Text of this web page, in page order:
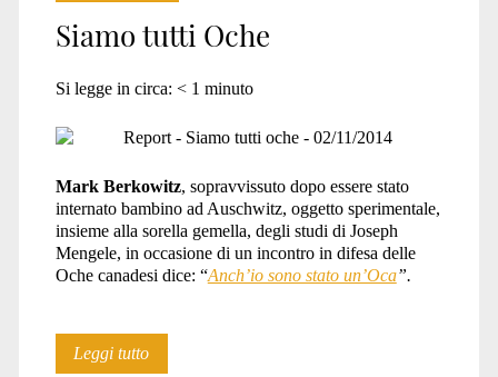
Siamo tutti Oche
Si legge in circa: < 1 minuto
Mark Berkowitz, sopravvissuto dopo essere stato
internato bambino ad Auschwitz, oggetto sperimentale,
insieme alla sorella gemella, degli studi di Joseph
Mengele, in occasione di un incontro in difesa delle
Oche canadesi dice: “Anch’io sono stato un’Oca”.
Leggi tuttoSiamo